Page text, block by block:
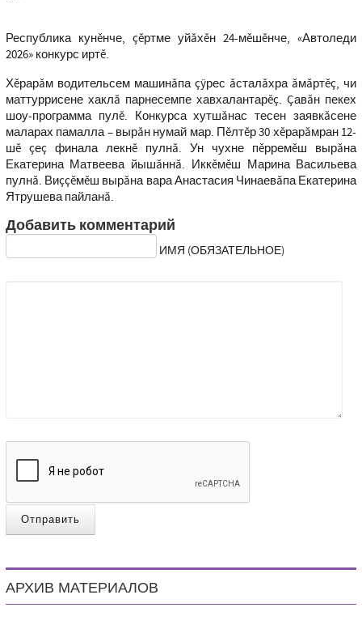
Республика кунĕнче, çĕртме уйăхĕн 24-мĕшĕнче, «Автоледи
2026» конкурс иртĕ.
Хĕрарăм водительсем машинăпа çÿрес ăсталăхра ăмăртĕç, чи
маттуррисене хаклă парнесемпе хавхалантарĕç. Çавăн пекех
шоу-программа пулĕ. Конкурса хутшăнас тесен заявкăсене
маларах памалла – вырăн нумай мар. Пĕлтĕр 30 хĕрарăмран 12-
шĕ çеç финала лекнĕ пулнă. Ун чухне пĕрремĕш вырăна
Екатерина Матвеева йышăннă. Иккĕмĕш Марина Васильева
пулнă. Виççĕмĕш вырăна вара Анастасия Чинаевăпа Екатерина
Ятрушева пайланă.
Добавить комментарий
ИМЯ (ОБЯЗАТЕЛЬНОЕ)
Отправить
АРХИВ МАТЕРИАЛОВ